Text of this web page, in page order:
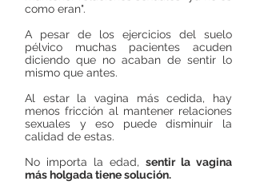
como eran".
A pesar de los ejercicios del suelo
pélvico muchas pacientes acuden
diciendo que no acaban de sentir lo
mismo que antes.
Al estar la vagina más cedida, hay
menos fricción al mantener relaciones
sexuales y eso puede disminuir la
calidad de estas.
No importa la edad, sentir la vagina
más holgada tiene solución.